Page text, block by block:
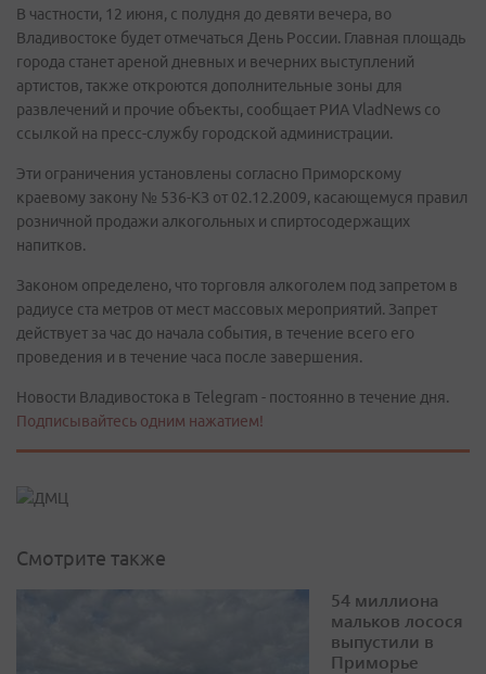
В частности, 12 июня, с полудня до девяти вечера, во
Владивостоке будет отмечаться День России. Главная площадь
города станет ареной дневных и вечерних выступлений
артистов, также откроются дополнительные зоны для
развлечений и прочие объекты, сообщает РИА VladNews со
ссылкой на пресс-службу городской администрации.
Эти ограничения установлены согласно Приморскому
краевому закону № 536-КЗ от 02.12.2009, касающемуся правил
розничной продажи алкогольных и спиртосодержащих
напитков.
Законом определено, что торговля алкоголем под запретом в
радиусе ста метров от мест массовых мероприятий. Запрет
действует за час до начала события, в течение всего его
проведения и в течение часа после завершения.
Новости Владивостока в Telegram - постоянно в течение дня.
Подписывайтесь одним нажатием!
Смотрите также
54 миллиона
мальков лосося
выпустили в
Приморье